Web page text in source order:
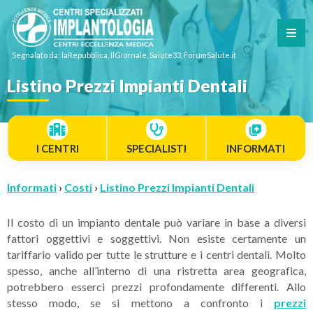
Segnalato da: laRepubblica, IlGiornale, Salute33, ForumSalute.it
Listino Prezzi Impianti Dentali
I CENTRI SPECIALISTI INFORMATI
Informati › Costi › Listino Prezzi Impianti Dentali
Il costo di un impianto dentale può variare in base a diversi
fattori oggettivi e soggettivi. Non esiste certamente un
tariffario valido per tutte le strutture e i centri dentali. Molto
spesso, anche all’interno di una ristretta area geografica,
potrebbero esserci prezzi profondamente differenti. Allo
stesso modo, se si mettono a confronto i prezzi